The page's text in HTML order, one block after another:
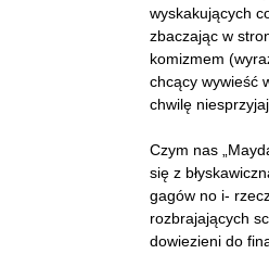
wyskakujących
zbaczając w
komizmem
chcący wywieść
chwilę
Czym nas
się z
gagów no i-
rozbrajających
dowiezieni do